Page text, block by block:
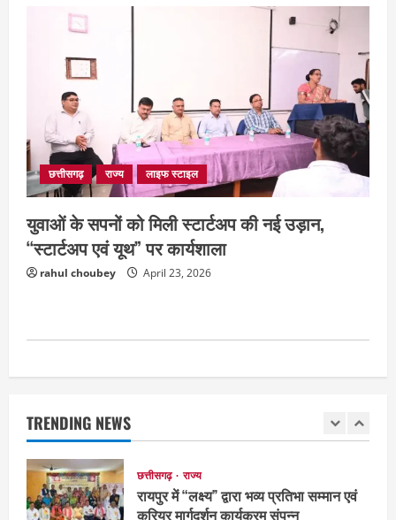
छत्तीसगढ़ राज्य लाइफ स्टाइल
युवाओं के सपनों को मिली स्टार्टअप की नई उड़ान,
“स्टार्टअप एवं यूथ” पर कार्यशाला
rahul choubey April 23, 2026
TRENDING NEWS
शंकराचार्य अविमुक्तेश्वरानंद का चातुर्मास्य ग्राम
5
छत्तीसगढ़
संस्कृत विद्यालय में आधी रात लगी भीषण आग,
मची अफरा- तफरी
July 28, 2026
दुनिया राज्य लाइफ स्टाइल
ग्रेटर नोएडा में दूषित पानी पीने से 100 से ज्यादा
लोग बीमार
2
रायपुर में “लक्ष्य” द्वारा भव्य प्रतिभा सम्मान एवं
छत्तीसगढ़ राज्य
भोरमदेव कॉरिडोर को मिलेगी रफ्तार, लालपुर–
सरोधा मार्ग के चौड़ीकरण का इंतजार